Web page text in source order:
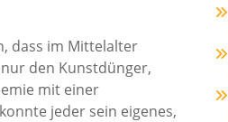
dass im Mittelalter
den Kunstdünger,
mit einer
jeder sein eigenes,